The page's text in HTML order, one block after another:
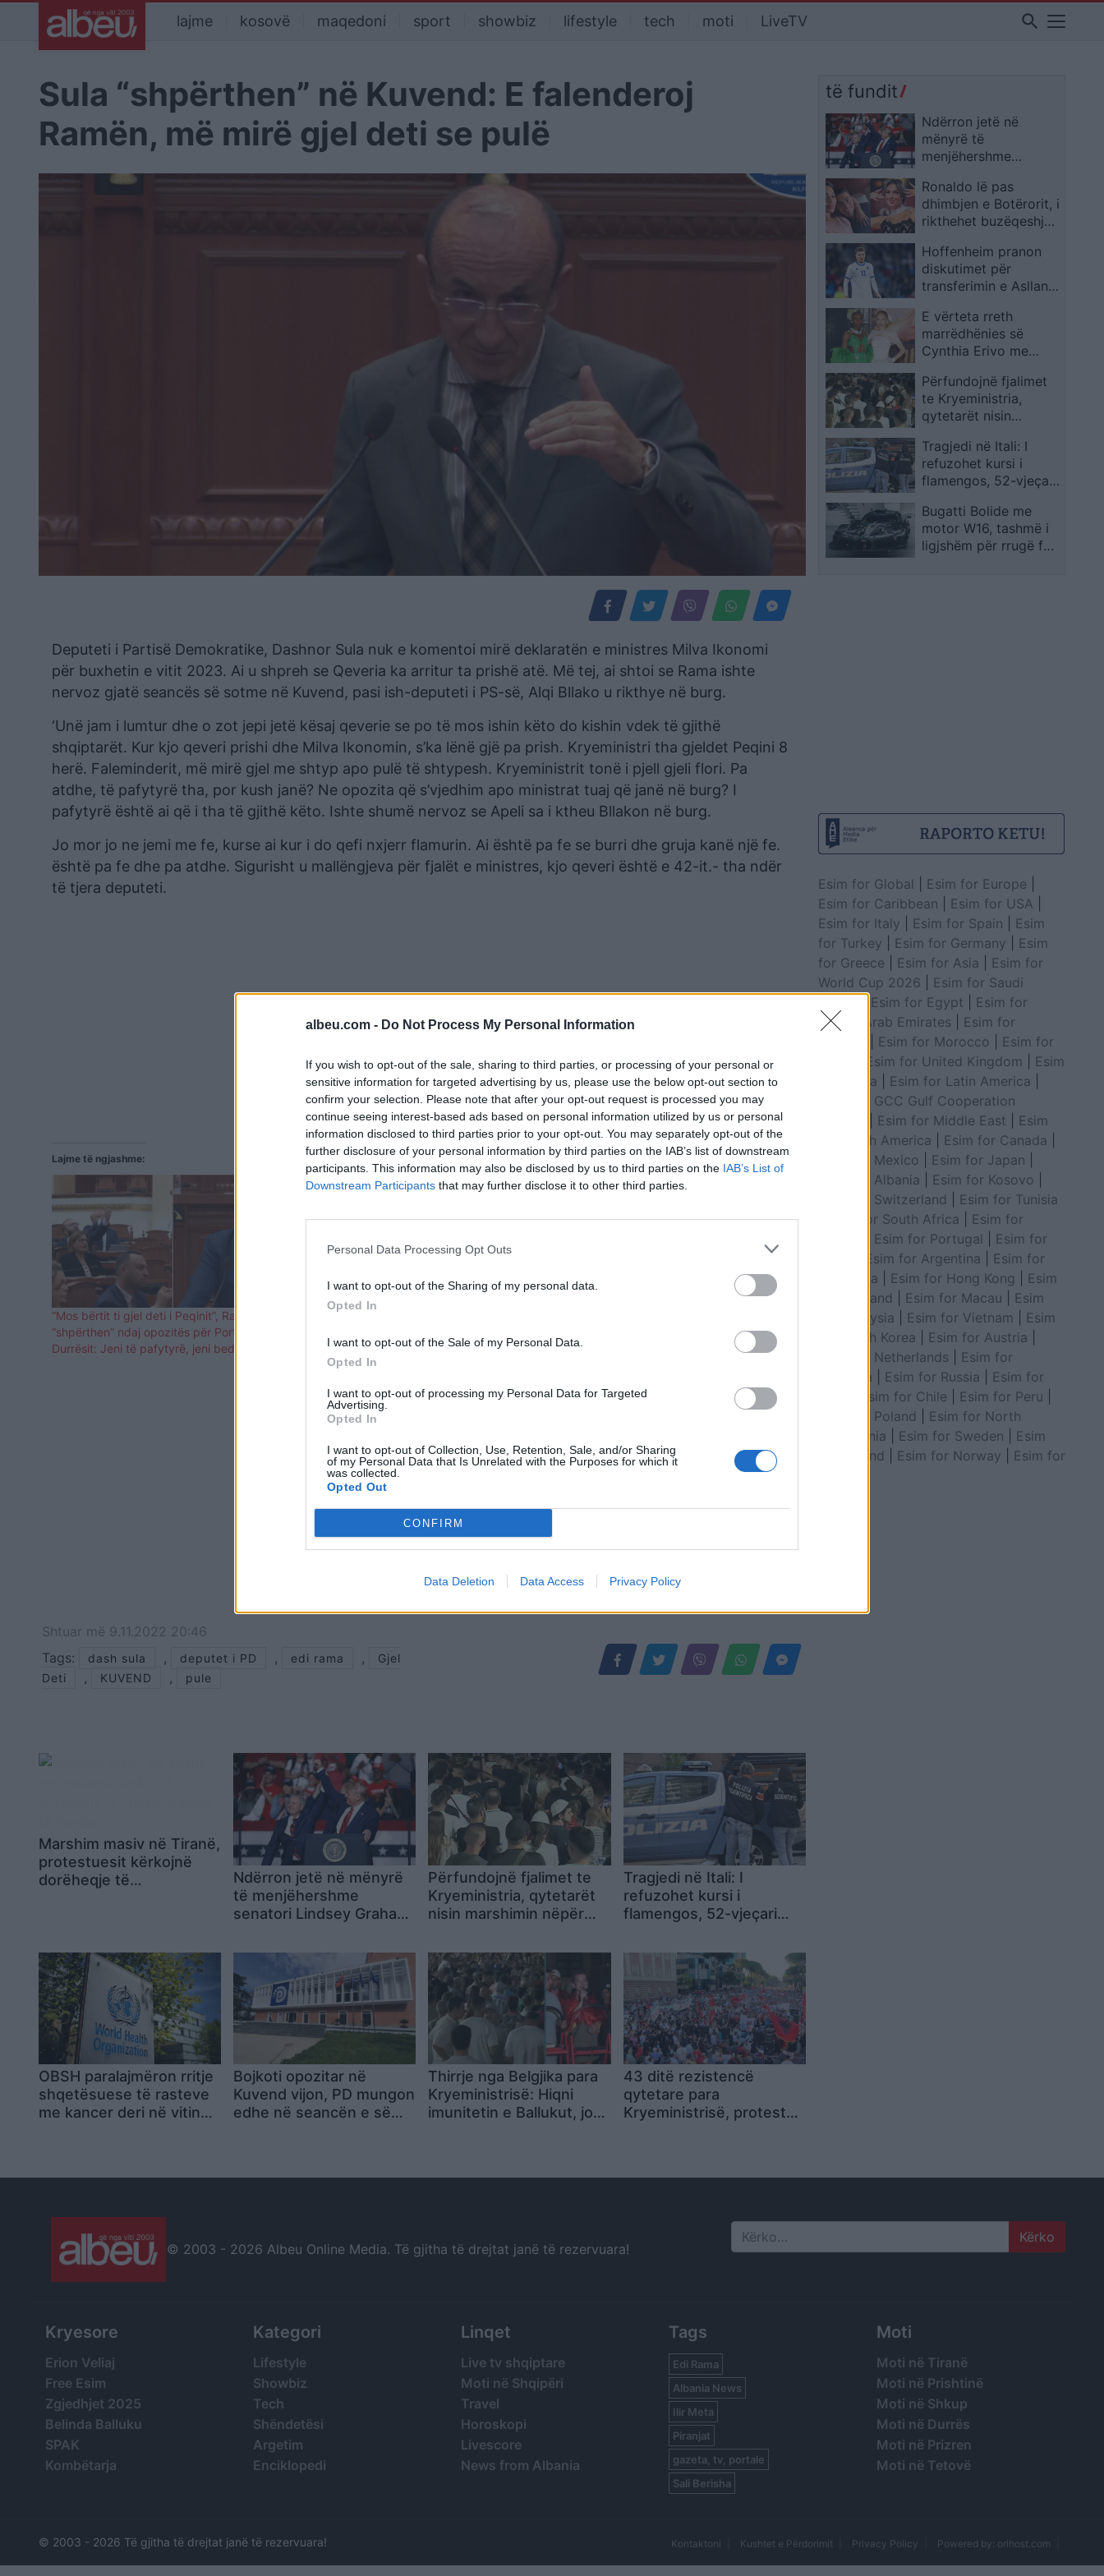
albeu.com - Do Not Process My Personal Information
If you wish to opt-out of the sale, sharing to third parties, or processing of your personal or
sensitive information for targeted advertising by us, please use the below opt-out section to
confirm your selection. Please note that after your opt-out request is processed you may
continue seeing interest-based ads based on personal information utilized by us or personal
information disclosed to third parties prior to your opt-out. You may separately opt-out of the
further disclosure of your personal information by third parties on the IAB’s list of downstream
participants. This information may also be disclosed by us to third parties on the IAB’s List of
Downstream Participants that may further disclose it to other third parties.
Personal Data Processing Opt Outs
I want to opt-out of the Sharing of my personal data.
Opted In
I want to opt-out of the Sale of my Personal Data.
Opted In
I want to opt-out of processing my Personal Data for Targeted
Advertising.
Opted In
I want to opt-out of Collection, Use, Retention, Sale, and/or Sharing
of my Personal Data that Is Unrelated with the Purposes for which it
was collected.
Opted Out
CONFIRM
Data Deletion Data Access Privacy Policy
lajme kosovë maqedoni sport showbiz lifestyle tech moti LiveTV search
Sula “shpërthen” në Kuvend: E falenderoj
Ramën, më mirë gjel deti se pulë
Deputeti i Partisë Demokratike, Dashnor Sula nuk e komentoi mirë deklaratën e ministres Milva Ikonomi
për buxhetin e vitit 2023. Ai u shpreh se Qeveria ka arritur ta prishë atë. Më tej, ai shtoi se Rama ishte
nervoz gjatë seancës së sotme në Kuvend, pasi ish-deputeti i PS-së, Alqi Bllako u rikthye në burg.
‘Unë jam i lumtur dhe o zot jepi jetë kësaj qeverie se po të mos ishin këto do kishin vdek të gjithë
shqiptarët. Kur kjo qeveri prishi dhe Milva Ikonomin, s’ka lënë gjë pa prish. Kryeministri tha gjeldet Peqini 8
herë. Faleminderit, më mirë gjel me shtyp apo pulë të shtypesh. Kryeministrit tonë i pjell gjeli flori. Pa
atdhe, të pafytyrë tha, por kush janë? Ne opozita që s’vjedhim apo ministrat tuaj që janë në burg? I
pafytyrë është ai që i tha të gjithë këto. Ishte shumë nervoz se Apeli sa i ktheu Bllakon në burg.
Jo mor jo ne jemi me fe, kurse ai kur i do qefi nxjerr flamurin. Ai është pa fe se burri dhe gruja kanë një fe.
është pa fe dhe pa atdhe. Sigurisht u mallëngjeva për fjalët e ministres, kjo qeveri është e 42-it.- tha ndër
të tjera deputeti.
Lajme të ngjashme:
“Mos bërtit ti gjel deti i Peqinit”, Rama
“shpërthen” ndaj opozitës për Portin e
Durrësit: Jeni të pafytyrë, jeni bedelë!
Gjel apo pulë deti? Cilin duhet të zgjidhni
Dashnor Sulës si kryeinspektor: Nga “o gjel
deti pusho” në “o gjel deti këndo”
Shtuar më 9.11.2022 20:46
Tags:
dash sula , deputet i PD , edi rama ,
Gjel
Deti
, KUVEND , pule
Marshim masiv në Tiranë,
protestuesit kërkojnë
dorëheqje të
Ndërron jetë në mënyrë
të menjëhershme
senatori Lindsey Graham,
para
Përfundojnë fjalimet te
Kryeministria, qytetarët
nisin marshimin nëpër
dorëheqje dhe drejtësi
Tragjedi në Itali: I
refuzohet kursi i
flamengos, 52-vjeçari
pas vetëvritet
OBSH paralajmëron rritje
shqetësuese të rasteve
me kancer deri në vitin
Bojkoti opozitar në
Kuvend vijon, PD mungon
edhe në seancën e së
Thirrje nga Belgjika para
Kryeministrisë: Hiqni
imunitetin e Ballukut, jo
43 ditë rezistencë
qytetare para
Kryeministrisë, protesta
të fundit
Ndërron jetë në
mënyrë të
menjëhershme
Graham, FBI nis
hetimet: Detajet e
para
Ronaldo lë pas
dhimbjen e Botërorit, i
rikthehet buzëqeshja
Hoffenheim pranon
diskutimet për
transferimin e Asllanit,
afatit kalimtar
E vërteta rreth
marrëdhënies së
Cynthia Erivo me
Njerëzit nuk besonin
se ishim vërtet
mikesha
Përfundojnë fjalimet
te Kryeministria,
qytetarët nisin
Tiranë me thirrje për
dorëheqje dhe drejtësi
Tragjedi në Itali: I
refuzohet kursi i
flamengos, 52-vjeçari
më pas vetëvritet
Bugatti Bolide me
motor W16, tashmë i
ligjshëm për rrugë falë
Esim for Global Esim for Europe
Esim for Caribbean
Esim for USA
Esim for Italy
Esim for Spain
Esim
for Turkey
Esim for Germany
Esim
for Greece
Esim for Asia
Esim for
World Cup 2026
Esim for Saudi
| Esim for Egypt
Esim for
United Arab Emirates
Esim for
Esim for Morocco
Esim for
Esim for United Kingdom
Esim
for Africa
Esim for Latin America
Esim for GCC Gulf Cooperation
Esim for Middle East
Esim
for South America
Esim for Canada
Esim for Mexico
Esim for Japan
Esim for Albania
Esim for Kosovo
Esim for Switzerland
Esim for Tunisia
Esim for South Africa
Esim for
Esim for Portugal
Esim for
Esim for Argentina
Esim for
Colombia
Esim for Hong Kong
Esim
for Thailand
Esim for Macau
Esim
for Malaysia
Esim for Vietnam
Esim
for South Korea
Esim for Austria
Esim for Netherlands
Esim for
Australia
Esim for Russia
Esim for
Esim for Chile Esim for Peru
Esim for Poland
Esim for North
Macedonia
Esim for Sweden
Esim
for Finland
Esim for Norway
Esim for
© 2003 - 2026 Albeu Online Media. Të gjitha të drejtat janë të rezervuara! Search
Kryesore
Erion Veliaj
Free Esim
Zgjedhjet 2025
Belinda Balluku
SPAK
Kombëtarja
Kategori
Lifestyle
Showbiz
Tech
Shëndetësi
Argetim
Enciklopedi
Linqet
Live tv shqiptare
Moti në Shqipëri
Travel
Horoskopi
Livescore
News from Albania
Tags
Edi Rama
Albania News
Ilir Meta
Piranjat
gazeta, tv, portale
Sali Berisha
Moti
Moti në Tiranë
Moti në Prishtinë
Moti në Shkup
Moti në Durrës
Moti në Prizren
Moti në Tetovë
© 2003 - 2026 Të gjitha të drejtat janë të rezervuara! Kontaktoni Kushtet e Përdorimit Privacy Policy Powered by: orihost.com